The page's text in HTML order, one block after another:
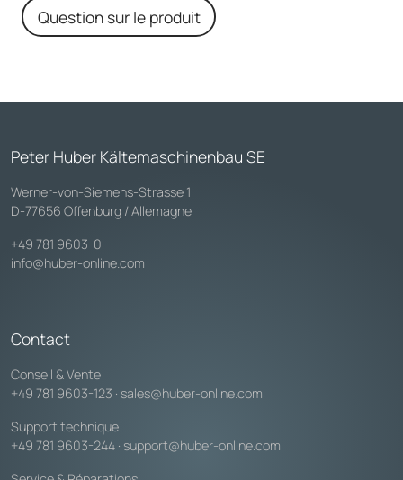
Question sur le produit
Peter Huber Kältemaschinenbau SE
Werner-von-Siemens-Strasse 1
D-77656 Offenburg / Allemagne
+49 781 9603-0
info@huber-online.com
Contact
Conseil & Vente
+49 781 9603-123 · sales@huber-online.com
Support technique
+49 781 9603-244 · support@huber-online.com